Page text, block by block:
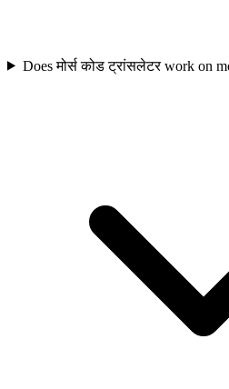
Does मोर्स कोड ट्रांसलेटर work on